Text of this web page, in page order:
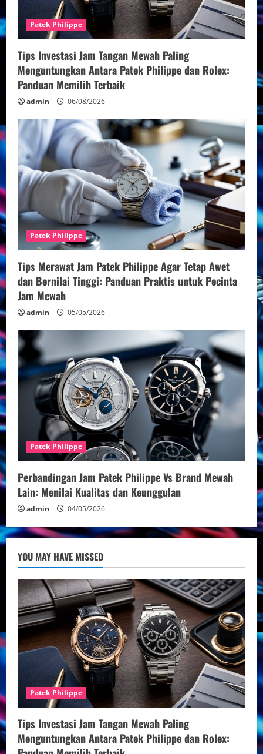
i
n
g
Patek Philippe
Tips Investasi Jam Tangan Mewah Paling
Menguntungkan Antara Patek Philippe dan Rolex:
Panduan Memilih Terbaik
admin 06/08/2026
Patek Philippe
Tips Merawat Jam Patek Philippe Agar Tetap Awet
dan Bernilai Tinggi: Panduan Praktis untuk Pecinta
Jam Mewah
admin 05/05/2026
Patek Philippe
Perbandingan Jam Patek Philippe Vs Brand Mewah
Lain: Menilai Kualitas dan Keunggulan
admin 04/05/2026
YOU MAY HAVE MISSED
Patek Philippe
Tips Investasi Jam Tangan Mewah Paling
Menguntungkan Antara Patek Philippe dan Rolex: